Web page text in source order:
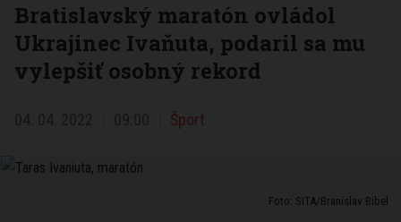
Bratislavský maratón ovládol
Ukrajinec Ivaňuta, podaril sa mu
vylepšiť osobný rekord
Šport
Foto: SITA/Branislav Bibel